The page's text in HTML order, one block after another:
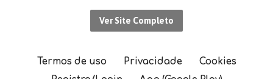
Ver Site Completo
Termos de uso Privacidade
Cookies